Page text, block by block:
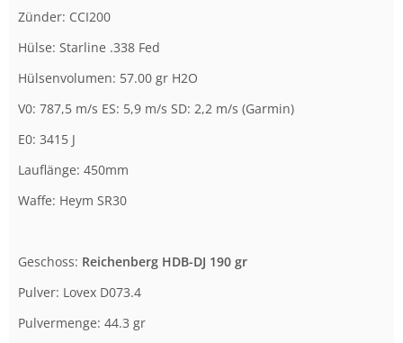
Zünder: CCI200
Hülse: Starline .338 Fed
Hülsenvolumen: 57.00 gr H2O
V0: 787,5 m/s ES: 5,9 m/s SD: 2,2 m/s (Garmin)
E0: 3415 J
Lauflänge: 450mm
Waffe: Heym SR30
Geschoss: Reichenberg HDB-DJ 190 gr
Pulver: Lovex D073.4
Pulvermenge: 44.3 gr